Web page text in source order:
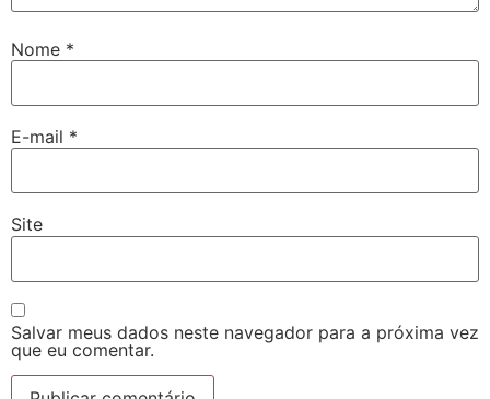
Nome *
E-mail *
Site
Salvar meus dados neste navegador para a próxima vez
que eu comentar.